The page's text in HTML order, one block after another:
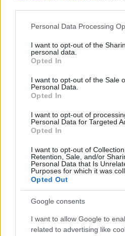
Please note that this website/app
not limited to your visit or usage
grant or deny consent to Google
use your data for below specified
consent section.
Personal Data Processing
I want to opt-out of the
personal data.
Opted In
I want to opt-out of the Sale
Personal Data.
Opted In
I want to opt-out of
Personal Data for Targeted
Opted In
I want to opt-out of
Retention, Sale, and/or
Personal Data that Is
Purposes for which it was
Opted Out
Google consents
I want to allow Google to
related to advertising like
Οι δυο τραυματιοφορείς
υπόθεση θα δικαστούν
εβδομάδες, κατά το CNN.
Η υπόθεση αρχικά είχε
Τζάρεντ Πόλις, ζήτησε να
Ιούνιο του 2020, αφού
οικογένεια του εκλιπόντα.
φάκελος του Ελάιτζα
συγκεντρώσει πάνω από
υπογραφές.